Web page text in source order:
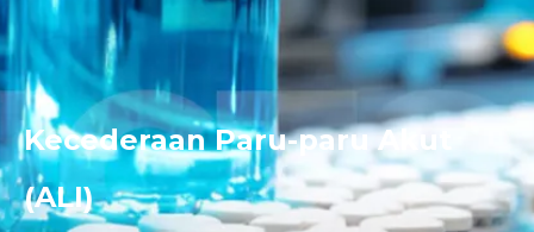
Kecederaan Paru-paru Akut
(ALI)